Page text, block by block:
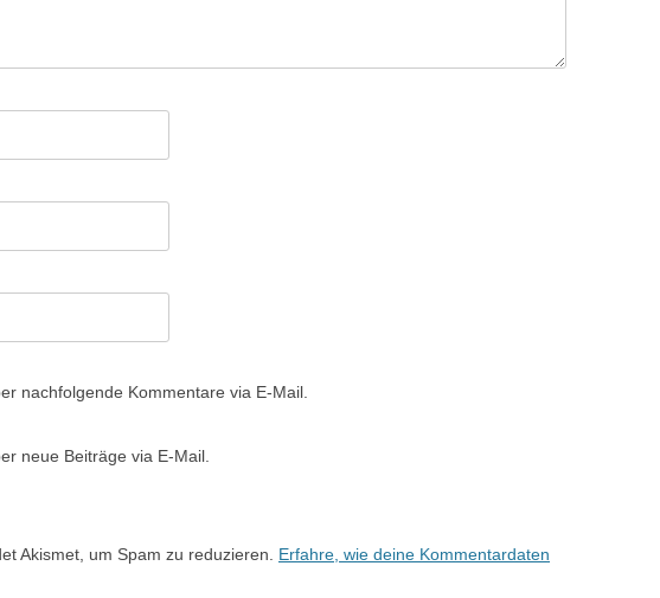
nachfolgende Kommentare via E-Mail.
neue Beiträge via E-Mail.
Akismet, um Spam zu reduzieren. Erfahre, wie deine Kommentardaten